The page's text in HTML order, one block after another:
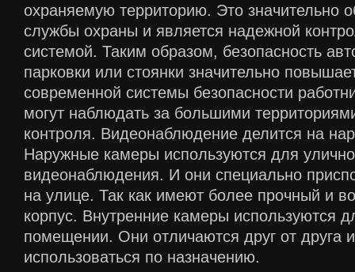
охраняемую территорию. Это значительно
службы охраны и является надежной
системой. Таким образом, безопасность
парковки или стоянки значительно
современной системы безопасности
могут наблюдать за большими
контроля. Видеонаблюдение делится на
Наружные камеры используются для
видеонаблюдения. И они специально
на улице. Так как имеют более прочный и
корпус. Внутренние камеры используются
помещении. Они отличаются друг от друга
использоваться по назначению.